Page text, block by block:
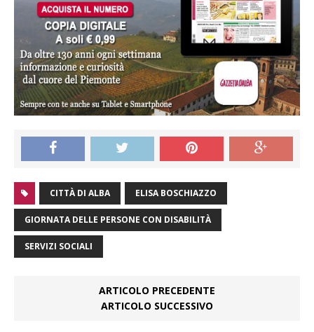
CITTÀ DI ALBA ELISA BOSCHIAZZO
GIORNATA DELLE PERSONE CON DISABILITÀ
SERVIZI SOCIALI
ARTICOLO PRECEDENTE
ARTICOLO SUCCESSIVO